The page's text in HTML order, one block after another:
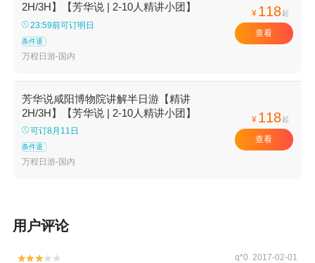
2H/3H】【芳华说 | 2-10人精讲小团】
23:59前可订明日
条件退
万程日游-国内
¥ 118起
查看
芳华说咸阳博物院讲解半日游【精讲
2H/3H】【芳华说 | 2-10人精讲小团】
可订8月11日
条件退
万程日游-国内
¥ 118起
查看
用户评论

 q*0 2017-02-01